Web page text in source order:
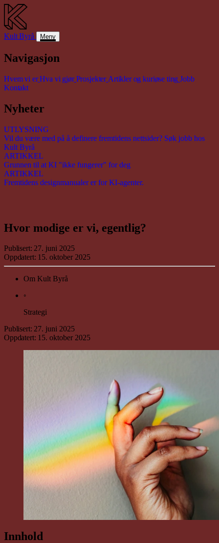
KultByrå Meny
Navigasjon
Hvem vi er Hva vi gjør Prosjekter Artikler og kuriøse ting Jobb
Kontakt
Nyheter
UTLYSNING
Vil du være med på å definere fremtidens nettsider? Søk jobb hos
Kult Byrå
ARTIKKEL
Grunnen til at KI "ikke fungerer" for deg
ARTIKKEL
Fremtidens designmanualer er for KI-agenter.
Hvor modige er vi, egentlig?
Publisert: 27. juni 2025
Oppdatert: 15. oktober 2025
Om Kult Byrå
◦
Strategi
Publisert: 27. juni 2025
Oppdatert: 15. oktober 2025
Innhold